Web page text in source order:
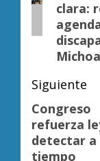
clara:
Siguiente
Siguiente
entrada:
Congreso
refuerza
detectar a
tiempo